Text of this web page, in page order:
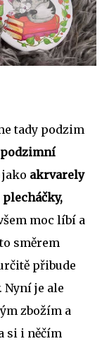
tady podzim
podzimní
akrvarely
plecháčky,
moc líbí a
směrem
přibude
je ale
zbožím a
si i něčím